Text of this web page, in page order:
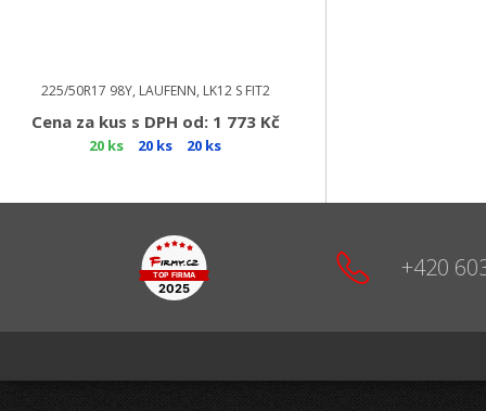
225/50R17 98Y, LAUFENN, LK12 S FIT2
Cena za kus s DPH od: 1 773 Kč
20 ks 20 ks 20 ks
+420